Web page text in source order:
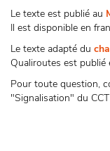
Le texte est publié au
Il est disponible en
Le texte adapté du
Qualiroutes est publié
Pour toute question,
"Signalisation" du